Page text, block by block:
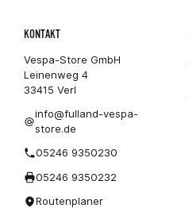
KONTAKT
Vespa-Store GmbH
Leinenweg 4
33415 Verl
info@fulland-vespa-
store.de
05246 9350230
05246 9350232
Routenplaner